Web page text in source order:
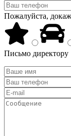
Пожалуйста,
Письмо директору